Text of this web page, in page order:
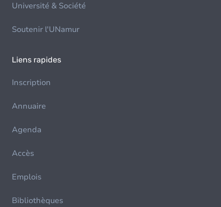
Université & Société
Soutenir l'UNamur
Liens rapides
Inscription
Annuaire
Agenda
Accès
Emplois
Bibliothèques